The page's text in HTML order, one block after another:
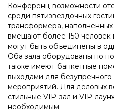
Конференц-возможности
среди пятизвездочных
трансформера,
вмещают более 150 человек
могут быть объединены в
Оба зала оборудованы по
также имеют банкетные
выходами для
мероприятий. Для деловых
стильные VIP-зал и VIP-
необходимым.